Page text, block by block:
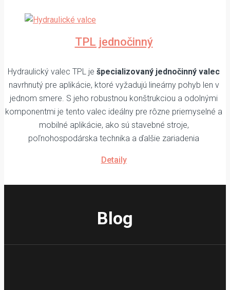
TPL jednočinný
Hydraulický valec TPL je špecializovaný jednočinný valec
navrhnutý pre aplikácie, ktoré vyžadujú lineárny pohyb len v
jednom smere. S jeho robustnou konštrukciou a odolnými
komponentmi je tento valec ideálny pre rôzne priemyselné a
mobilné aplikácie, ako sú stavebné stroje,
poľnohospodárska technika a ďalšie zariadenia
Detaily
Blog